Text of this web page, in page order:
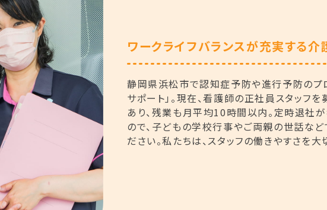
ワークライフバランスが充実する介
静岡県浜松市で認知症予防や進行予防のプ
サポート」。現在、看護師の正社員スタッフ
あり、残業も月平均10時間以内。定時退社
ので、子どもの学校行事やご両親の世話な
ださい。私たちは、スタッフの働きやすさを大